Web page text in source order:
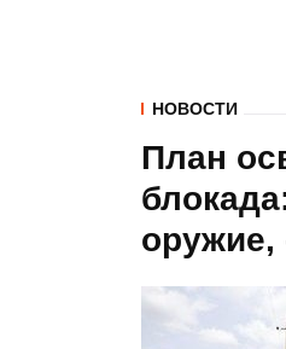
НОВОСТИ
План
оружие,